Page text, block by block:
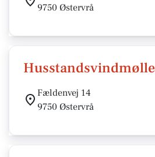
9750 Østervrå
Fældenvej 14
9750 Østervrå